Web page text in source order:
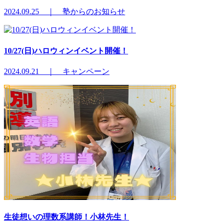
2024.09.25 ｜ 塾からのお知らせ
10/27(日)ハロウィンイベント開催！
2024.09.21 ｜ キャンペーン
生徒想いの理数系講師！小林先生！